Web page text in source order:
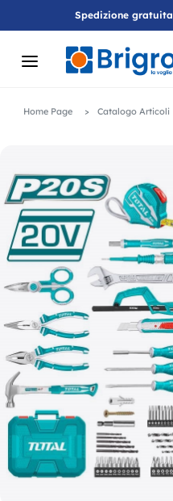
Spedizione
Home Page Catalogo Articoli